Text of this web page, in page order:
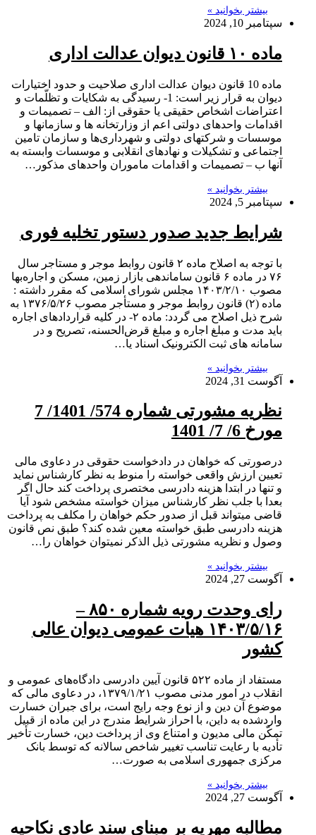
بیشتر بخوانید »
سپتامبر 10, 2024
ماده ۱۰ قانون دیوان عدالت اداری
ماده 10 قانون دیوان عدالت اداری صلاحیت و حدود اختیارات
دیوان به قرار زیر است: 1- رسیدگی به شکایات و تظلّمات و
اعتراضات اشخاص حقیقی یا حقوقی از: الف – تصمیمات و
اقدامات واحدهای دولتی اعم از وزارتخانه ها و سازمانها و
موسسات و شرکتهای دولتی و شهرداری‌ها و سازمان تامین
اجتماعی و تشکیلات و نهادهای انقلابی و موسسات وابسته به
آنها ب – تصمیمات و اقدامات ماموران واحدهای مذکور…
بیشتر بخوانید »
سپتامبر 5, 2024
شرایط جدید صدور دستور تخلیه فوری
با توجه به اصلاح ماده ۲ قانون روابط موجر و مستاجر سال
۷۶ در ماده ۶ قانون ساماندهی بازار زمین، مسکن و اجاره‌بها
مصوب ۱۴۰۳/۲/۱۰ مجلس شورای اسلامی که مقرر داشته :
ماده (۲) قانون روابط موجر و مستأجر مصوب ١٣٧۶/۵/٢۶ به
شرح ذیل اصلاح می گردد: ماده ۲- در کلیه قراردادهای اجاره
باید مدت و مبلغ اجاره و مبلغ قرض‌الحسنه، تصریح و در
سامانه های ثبت الکترونیک اسناد یا…
بیشتر بخوانید »
آگوست 31, 2024
نظریه مشورتی شماره 574/ 1401/ 7
مورخ 6/ 7/ 1401
درصورتی که خواهان در دادخواست حقوقی در دعاوی مالی
تعیین ارزش واقعی خواسته را منوط به نظر کارشناس نماید
و تنها در ابتدا هزینه دادرسی مختصری پرداخت کند حال اگر
بعدا با جلب نظر کارشناس میزان خواسته مشخص شود آیا
قاضی میتواند قبل از صدور حکم خواهان را مکلف به پرداخت
هزینه دادرسی طبق خواسته معین شده کند؟ طبق نص قانون
وصول و نظریه مشورتی ذیل الذکر نمیتوان خواهان را…
بیشتر بخوانید »
آگوست 27, 2024
رای وحدت رویه شماره ۸۵۰ –
۱۴۰۳/۵/۱۶ هیات عمومی دیوان عالی
کشور
مستفاد از ماده ۵۲۲ قانون آیین دادرسی دادگاه‌های عمومی و
انقلاب در امور مدنی مصوب ۱۳۷۹/۱/۲۱، در دعاوی مالی که
موضوع آن دین و از نوع وجه رایج است، برای جبران خسارت
واردشده به داین، با احراز شرایط مندرج در این ماده از قبیل
تمکّن مالی مدیون و امتناع وی از پرداخت دین، خسارت تأخیر
تأدیه با رعایت تناسب تغییر شاخص سالانه که توسط بانک
مرکزی جمهوری اسلامی به صورت…
بیشتر بخوانید »
آگوست 27, 2024
مطالبه مهریه بر مبنای سند عادی نکاحیه